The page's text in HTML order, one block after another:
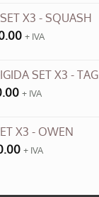
X3 - SQUASH
+ IVA
SET X3 - TAG
+ IVA
X3 - OWEN
+ IVA